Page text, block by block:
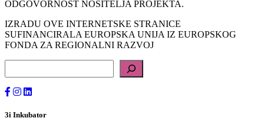
ODGOVORNOST NOSITELJA PROJEKTA.
IZRADU OVE INTERNETSKE STRANICE
SUFINANCIRALA EUROPSKA UNIJA IZ EUROPSKOG
FONDA ZA REGIONALNI RAZVOJ
3i Inkubator